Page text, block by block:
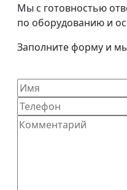
Мы с готовностью
по оборудованию и
Заполните форму и